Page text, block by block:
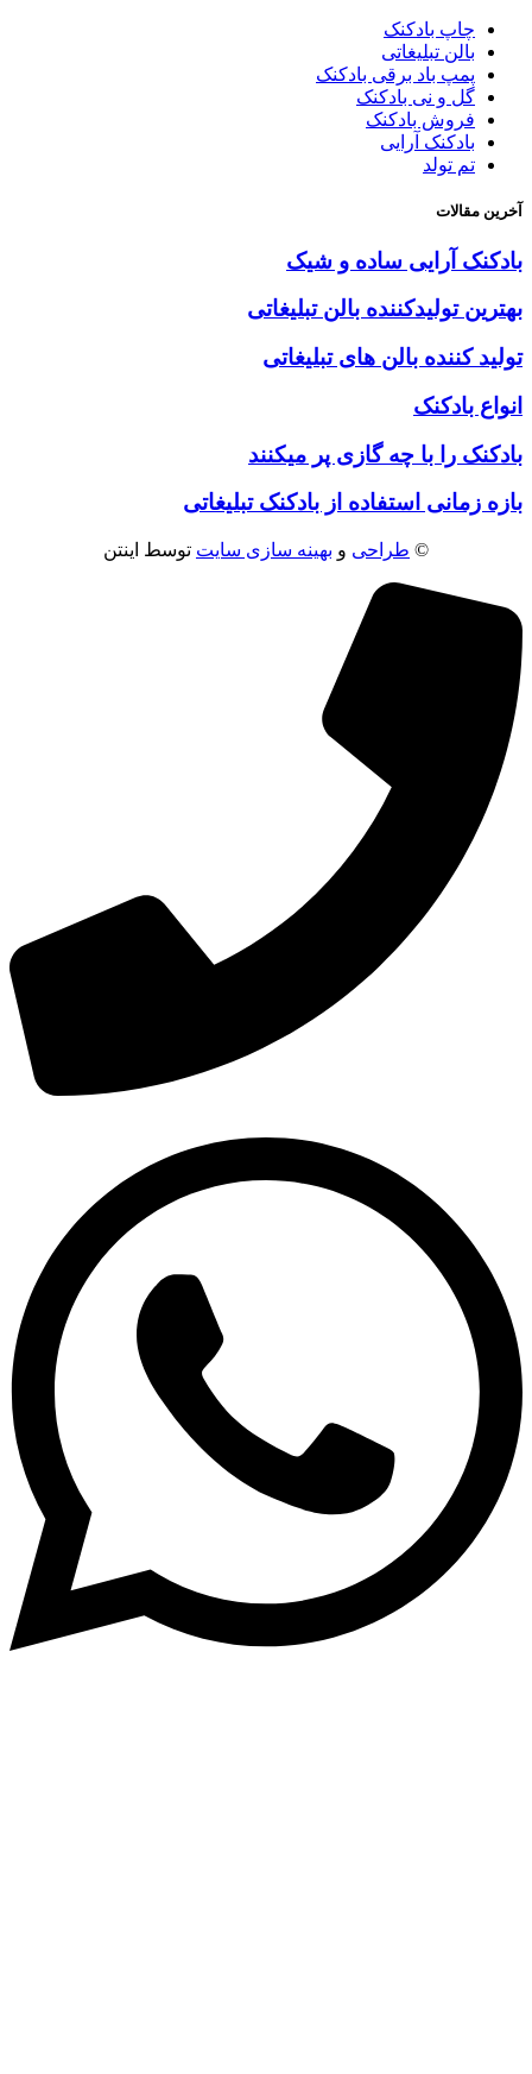
چاپ بادکنک
بالن تبلیغاتی
پمپ باد برقی بادکنک
گل و نی بادکنک
فروش بادکنک
بادکنک آرایی
تم تولد
آخرین مقالات
بادکنک آرایی ساده و شیک
بهترین تولیدکننده بالن تبلیغاتی
تولید کننده بالن های تبلیغاتی
انواع بادکنک
بادکنک را با چه گازی پر میکنند
بازه زمانی استفاده از بادکنک تبلیغاتی
© طراحی و بهینه سازی سایت توسط اینتن